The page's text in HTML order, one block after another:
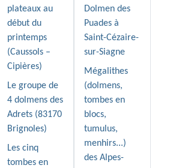
plateaux au
début du
printemps
(Caussols –
Cipières)
Le groupe de
4 dolmens des
Adrets (83170
Brignoles)
Les cinq
tombes en
Dolmen des
Puades à
Saint-Cézaire-
sur-Siagne
Mégalithes
(dolmens,
tombes en
blocs,
tumulus,
menhirs...)
des Alpes-